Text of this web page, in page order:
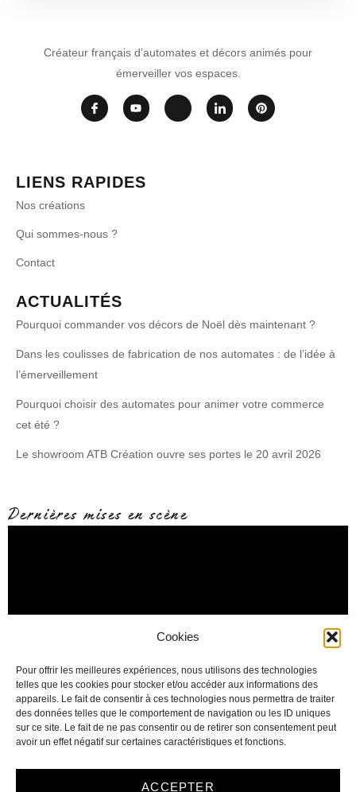
Cookies
Pour offrir les meilleures expériences, nous utilisons des technologies
telles que les cookies pour stocker et/ou accéder aux informations des
appareils. Le fait de consentir à ces technologies nous permettra de traiter
des données telles que le comportement de navigation ou les ID uniques
sur ce site. Le fait de ne pas consentir ou de retirer son consentement peut
avoir un effet négatif sur certaines caractéristiques et fonctions.
ACCEPTER
Créateur français d’automates et décors animés pour
émerveiller vos espaces.
LIENS RAPIDES
Nos créations
Qui sommes-nous ?
Contact
ACTUALITÉS
Pourquoi commander vos décors de Noël dès maintenant ?
Dans les coulisses de fabrication de nos automates : de l’idée à
l’émerveillement
Pourquoi choisir des automates pour animer votre commerce
cet été ?
Le showroom ATB Création ouvre ses portes le 20 avril 2026
Dernières mises en scène